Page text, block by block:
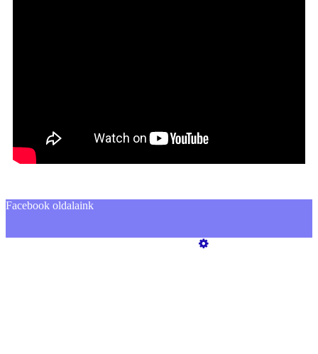
Facebook oldalaink